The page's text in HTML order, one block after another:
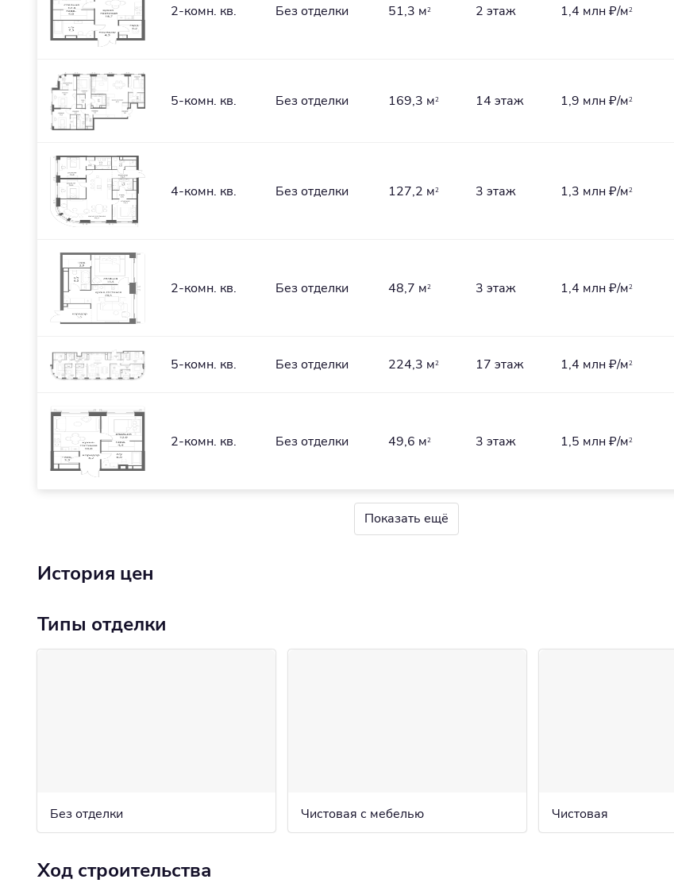
2-комн. кв. Без отделки 51,3 м2 2 этаж 1,4 млн₽/м2
5-комн. кв. Без отделки 169,3 м2 14 этаж 1,9 млн₽/м2
4-комн. кв. Без отделки 127,2 м2 3 этаж 1,3 млн₽/м2
2-комн. кв. Без отделки 48,7 м2 3 этаж 1,4 млн₽/м2
5-комн. кв. Без отделки 224,3 м2 17 этаж 1,4 млн₽/м2
2-комн. кв. Без отделки 49,6 м2 3 этаж 1,5 млн₽/м2
Показать ещё
История цен
Типы отделки
Без отделки Чистовая с мебелью Чистовая
Ход строительства